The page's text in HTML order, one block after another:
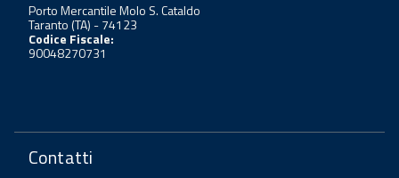
Porto Mercantile Molo S. Cataldo
Taranto (TA) - 74123
Codice Fiscale:
90048270731
Contatti